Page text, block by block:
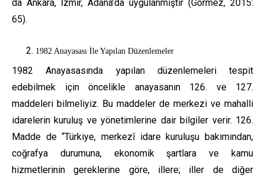
da Ankara, İzmir, Adana’da uygulanmıştır (Görmez, 2015:
65).
1982 Anayasası İle Yapılan Düzenlemeler
1982 Anayasasında yapılan düzenlemeleri tespit
edebilmek için öncelikle anayasanın 126. ve 127.
maddeleri bilmeliyiz. Bu maddeler de merkezi ve mahalli
idarelerin kuruluş ve yönetimlerine dair bilgiler verir. 126.
Madde de “Türkiye, merkezî idare kuruluşu bakımından,
coğrafya durumuna, ekonomik şartlara ve kamu
hizmetlerinin gereklerine göre, illere; iller de diğer